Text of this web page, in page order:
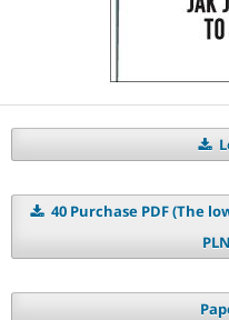
40 Purchase PDF (The